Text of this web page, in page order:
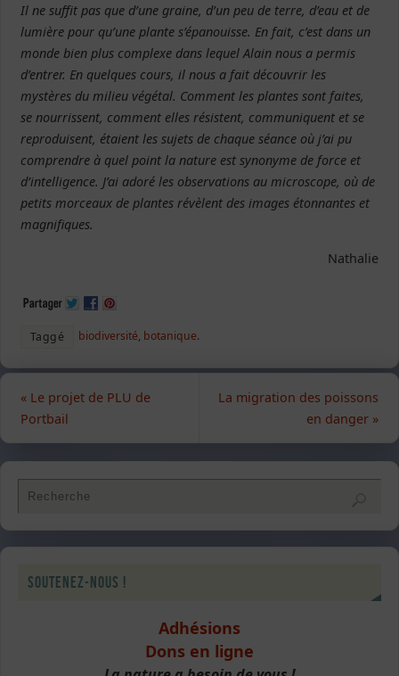
Il ne suffit pas que d’une graine, d’un peu de terre, d’eau et de
lumière pour qu’une plante s’épanouisse. En fait, c’est dans un
monde bien plus complexe dans lequel Alain nous a permis
d’entrer. En quelques cours, il nous a fait découvrir les
mystères du milieu végétal. Comment les plantes sont faites,
se nourrissent, comment elles résistent, communiquent et se
reproduisent, étaient les sujets de chaque séance où j’ai pu
comprendre à quel point la nature est synonyme de force et
d’intelligence. J’ai adoré les observations au microscope, où de
petits morceaux de plantes révèlent des images étonnantes et
magnifiques.
Nathalie
Taggé biodiversité, botanique.
«Le projet de PLU de
Portbail
La migration des poissons
en danger »
Soutenez-nous !
Adhésions
Dons en ligne